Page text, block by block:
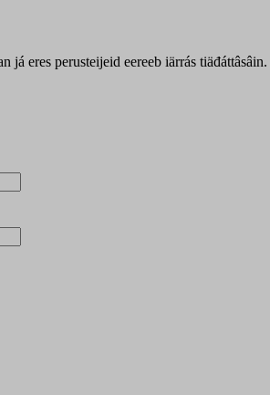
já eres perusteijeid eereeb iärrás tiäđáttâsâin.